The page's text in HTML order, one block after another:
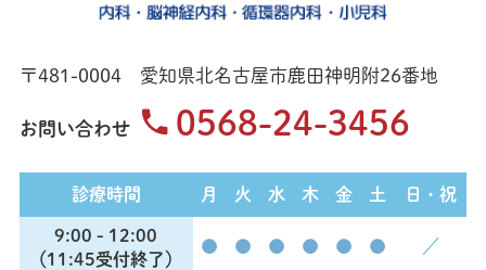
〒481-0004 愛知県北名古屋市鹿田神明附26番地
お問い合わせ 0568-24-3456
診療時間 月 火 水 木 金 土 日・祝
9:00 - 12:00
（11:45受付終了）
● ● ● ● ● ● ／